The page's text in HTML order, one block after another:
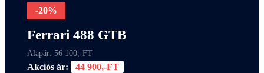
-20%
Ferrari 488 GTB
Alapár: 56 100,-FT
Akciós ár: 44 900,-FT